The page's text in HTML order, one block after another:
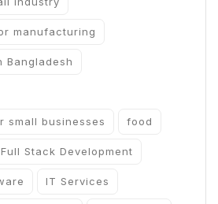
manufacturing
Bangladesh
small businesses food
Full Stack Development
IT Services